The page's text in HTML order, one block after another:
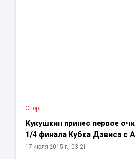
Спорт
Кукушкин принес первое
1/4 финала Кубка Дэвиса с
17 июля 2015 г., 03:21